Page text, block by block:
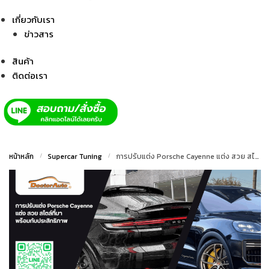
เกี่ยวกับเรา
ข่าวสาร
สินค้า
ติดต่อเรา
หน้าหลัก / Supercar Tuning / การปรับแต่ง Porsche Cayenne แต่ง สวย สไตล์ที่มาพร้อมกับประสิทธิภาพ